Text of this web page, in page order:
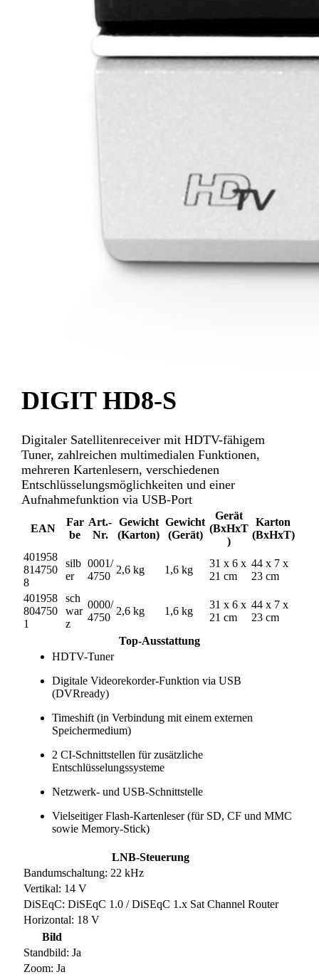
DIGIT HD8-S
Digitaler Satellitenreceiver mit HDTV-fähigem
Tuner, zahlreichen multimedialen Funktionen,
mehreren Kartenlesern, verschiedenen
Entschlüsselungsmöglichkeiten und einer
Aufnahmefunktion via USB-Port
EAN
Far
be
Art.-
Nr.
Gewicht
(Karton)
Gewicht
(Gerät)
Gerät
(BxHxT
)
Karton
(BxHxT)
401958
814750
8
silb
er
0001/
4750
2,6 kg 1,6 kg
31 x 6 x
21 cm
44 x 7 x
23 cm
401958
804750
1
sch
war
z
0000/
4750
2,6 kg 1,6 kg
31 x 6 x
21 cm
44 x 7 x
23 cm
Top-Ausstattung
HDTV-Tuner
Digitale Videorekorder-Funktion via USB
(DVRready)
Timeshift (in Verbindung mit einem externen
Speichermedium)
2 CI-Schnittstellen für zusätzliche
Entschlüsselungssysteme
Netzwerk- und USB-Schnittstelle
Vielseitiger Flash-Kartenleser (für SD, CF und MMC
sowie Memory-Stick)
LNB-Steuerung
Bandumschaltung: 22 kHz
Vertikal: 14 V
DiSEqC: DiSEqC 1.0 / DiSEqC 1.x Sat Channel Router
Horizontal: 18 V
Bild
Standbild: Ja
Zoom: Ja